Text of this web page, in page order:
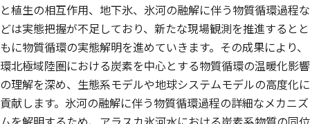
と植生の相互作用、地下氷、氷河の融解に伴う物質循環過程な
どは実態把握が不足しており、新たな現場観測を推進するとと
もに物質循環の実態解明を進めていきます。その成果により、
環北極域陸圏における炭素を中心とする物質循環の温暖化影響
の理解を深め、生態系モデルや地球システムモデルの高度化に
貢献します。氷河の融解に伴う物質循環過程の詳細なメカニズ